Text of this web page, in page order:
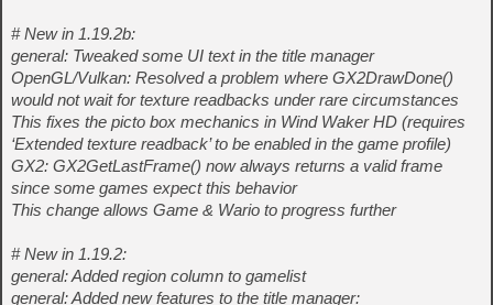
# New in 1.19.2b:
general: Tweaked some UI text in the title manager
OpenGL/Vulkan: Resolved a problem where GX2DrawDone()
would not wait for texture readbacks under rare circumstances
This fixes the picto box mechanics in Wind Waker HD (requires
‘Extended texture readback’ to be enabled in the game profile)
GX2: GX2GetLastFrame() now always returns a valid frame
since some games expect this behavior
This change allows Game & Wario to progress further
# New in 1.19.2:
general: Added region column to gamelist
general: Added new features to the title manager: